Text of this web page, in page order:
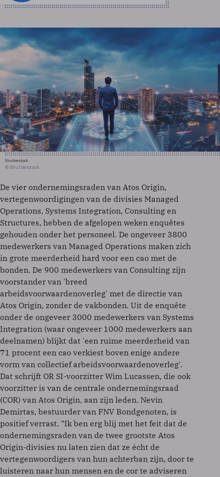
Shutterstock
© Shutterstock
De vier ondernemingsraden van Atos Origin,
vertegenwoordigingen van de divisies Managed
Operations, Systems Integration, Consulting en
Structures, hebben de afgelopen weken enquêtes
gehouden onder het personeel. De ongeveer 3800
medewerkers van Managed Operations maken zich
in grote meerderheid hard voor een cao met de
bonden. De 900 medewerkers van Consulting zijn
voorstander van 'breed
arbeidsvoorwaardenoverleg' met de directie van
Atos Origin, zonder de vakbonden. Uit de enquête
onder de ongeveer 3000 medewerkers van Systems
Integration (waar ongeveer 1000 medewerkers aan
deelnamen) blijkt dat 'een ruime meerderheid van
71 procent een cao verkiest boven enige andere
vorm van collectief arbeidsvoorwaardenoverleg'.
Dat schrijft OR SI-voorzitter Wim Lucassen, die ook
voorzitter is van de centrale ondernemingsraad
(COR) van Atos Origin, aan zijn leden. Nevin
Demirtas, bestuurder van FNV Bondgenoten, is
positief verrast. “Ik ben erg blij met het feit dat de
ondernemingsraden van de twee grootste Atos
Origin-divisies nu laten zien dat ze écht de
vertegenwoordigers van hun achterban zijn, door te
luisteren naar hun mensen en de cor te adviseren